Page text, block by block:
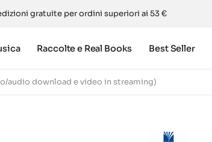
gratuite per ordini superiori ai 53 €
Raccolte e Real Books Best Seller
audio download e video in streaming)